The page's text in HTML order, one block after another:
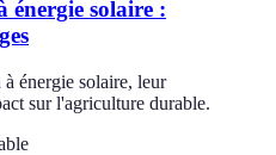
énergie solaire :
énergie solaire, leur
sur l'agriculture durable.